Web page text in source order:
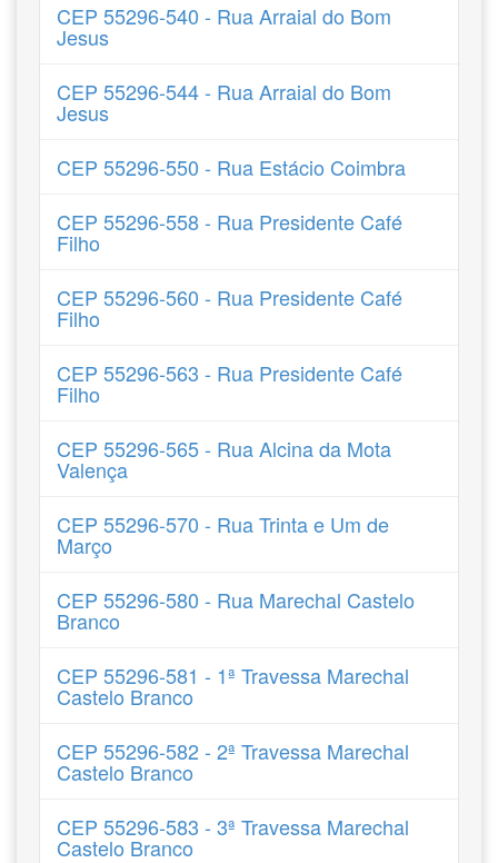
CEP 55296-540 - Rua Arraial do Bom
Jesus
CEP 55296-544 - Rua Arraial do Bom
Jesus
CEP 55296-550 - Rua Estácio Coimbra
CEP 55296-558 - Rua Presidente Café
Filho
CEP 55296-560 - Rua Presidente Café
Filho
CEP 55296-563 - Rua Presidente Café
Filho
CEP 55296-565 - Rua Alcina da Mota
Valença
CEP 55296-570 - Rua Trinta e Um de
Março
CEP 55296-580 - Rua Marechal Castelo
Branco
CEP 55296-581 - 1ª Travessa Marechal
Castelo Branco
CEP 55296-582 - 2ª Travessa Marechal
Castelo Branco
CEP 55296-583 - 3ª Travessa Marechal
Castelo Branco